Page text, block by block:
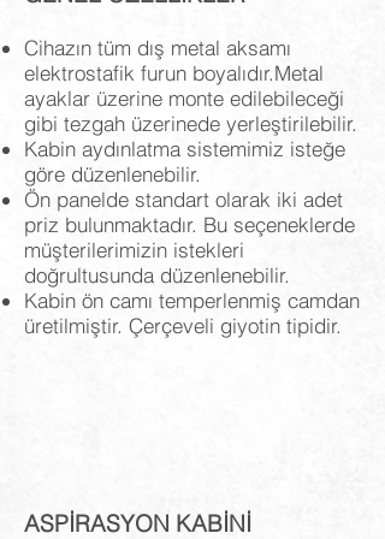
Cihazın tüm dış metal aksamı
elektrostafik furun boyalıdır.Metal
ayaklar üzerine monte edilebileceği
gibi tezgah üzerinede yerleştirilebilir.
Kabin aydınlatma sistemimiz isteğe
göre düzenlenebilir.
Ön panelde standart olarak iki adet
priz bulunmaktadır. Bu seçeneklerde
müşterilerimizin istekleri
doğrultusunda düzenlenebilir.
Kabin ön camı temperlenmiş camdan
üretilmiştir. Çerçeveli giyotin tipidir.
ASPİRASYON KABİNİ